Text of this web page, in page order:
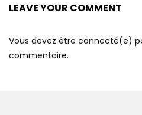
LEAVE YOUR COMMENT
Vous devez être connecté(e)
commentaire.